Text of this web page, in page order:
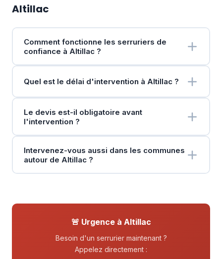
Altillac
Comment fonctionne les serruriers de
confiance à Altillac ?
Quel est le délai d'intervention à Altillac ?
Le devis est-il obligatoire avant
l'intervention ?
Intervenez-vous aussi dans les communes
autour de Altillac ?
🚨 Urgence à Altillac
Besoin d'un serrurier maintenant ?
Appelez directement :